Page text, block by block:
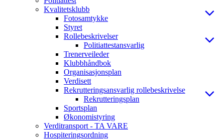
Kvalitetsklubb
Fotosamtykke
Styret
Rollebeskrivelser
Politiattestansvarlig
Trenerveileder
Klubbhåndbok
Organisasjonsplan
Verdisett
Rekrutteringsansvarlig rollebeskrivelse
Rekrutteringsplan
Sportsplan
Økonomistyring
Verditransport - TA VARE
Hospiteringsordning